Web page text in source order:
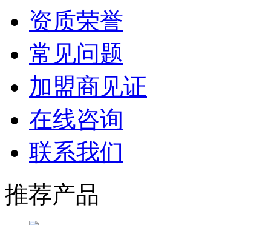
资质荣誉
常见问题
加盟商见证
在线咨询
联系我们
推荐产品